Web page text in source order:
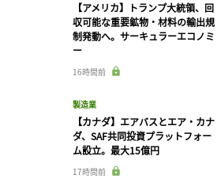
【アメリカ】トランプ大統領、回
収可能な重要鉱物・材料の輸出規
制発動へ。サーキュラーエコノミ
ー
16時間前
製造業
【カナダ】エアバスとエア・カナ
ダ、SAF共同投資プラットフォー
ム設立。最大15億円
17時間前